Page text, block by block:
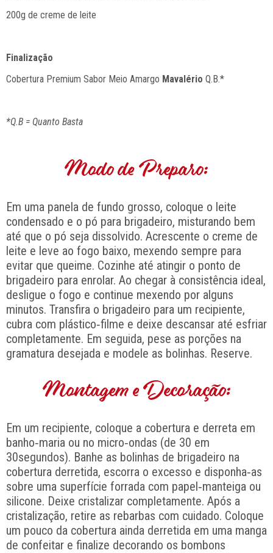
200g de creme de leite
Finalização
Cobertura Premium Sabor Meio Amargo Mavalério Q.B.*
*Q.B = Quanto Basta
Modo de Preparo:
Em uma panela de fundo grosso, coloque o leite
condensado e o pó para brigadeiro, misturando bem
até que o pó seja dissolvido. Acrescente o creme de
leite e leve ao fogo baixo, mexendo sempre para
evitar que queime. Cozinhe até atingir o ponto de
brigadeiro para enrolar. Ao chegar à consistência ideal,
desligue o fogo e continue mexendo por alguns
minutos. Transfira o brigadeiro para um recipiente,
cubra com plástico‑filme e deixe descansar até esfriar
completamente. Em seguida, pese as porções na
gramatura desejada e modele as bolinhas. Reserve.
Montagem e Decoração:
Em um recipiente, coloque a cobertura e derreta em
banho‑maria ou no micro‑ondas (de 30 em
30segundos). Banhe as bolinhas de brigadeiro na
cobertura derretida, escorra o excesso e disponha‑as
sobre uma superfície forrada com papel‑manteiga ou
silicone. Deixe cristalizar completamente. Após a
cristalização, retire as rebarbas com cuidado. Coloque
um pouco da cobertura ainda derretida em uma manga
de confeitar e finalize decorando os bombons